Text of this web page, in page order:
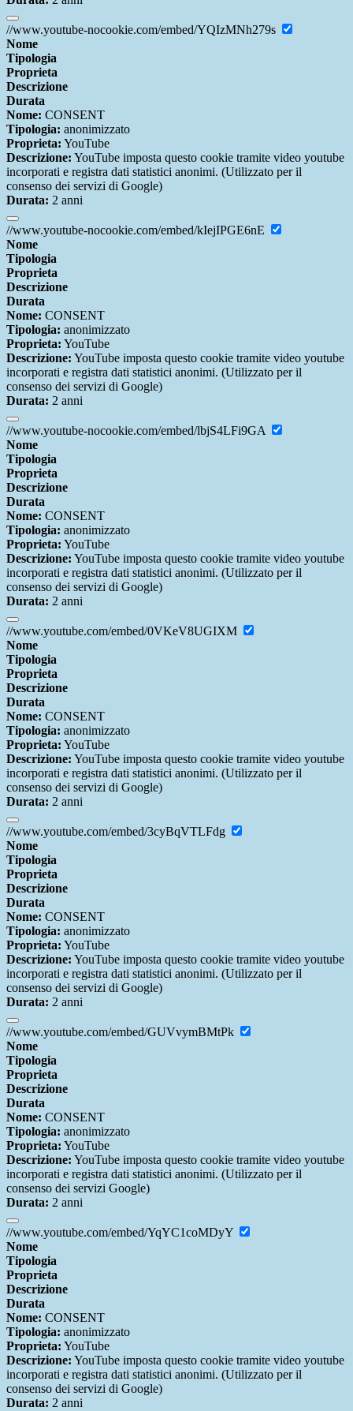
//www.youtube-nocookie.com/embed/YQIzMNh279s
Nome
Tipologia
Proprieta
Descrizione
Durata
Nome: CONSENT
Tipologia: anonimizzato
Proprieta: YouTube
Descrizione: YouTube imposta questo cookie tramite video youtube
incorporati e registra dati statistici anonimi. (Utilizzato per il
consenso dei servizi di Google)
Durata: 2 anni
//www.youtube-nocookie.com/embed/kIejIPGE6nE
Nome
Tipologia
Proprieta
Descrizione
Durata
Nome: CONSENT
Tipologia: anonimizzato
Proprieta: YouTube
Descrizione: YouTube imposta questo cookie tramite video youtube
incorporati e registra dati statistici anonimi. (Utilizzato per il
consenso dei servizi di Google)
Durata: 2 anni
//www.youtube-nocookie.com/embed/lbjS4LFi9GA
Nome
Tipologia
Proprieta
Descrizione
Durata
Nome: CONSENT
Tipologia: anonimizzato
Proprieta: YouTube
Descrizione: YouTube imposta questo cookie tramite video youtube
incorporati e registra dati statistici anonimi. (Utilizzato per il
consenso dei servizi di Google)
Durata: 2 anni
//www.youtube.com/embed/0VKeV8UGIXM
Nome
Tipologia
Proprieta
Descrizione
Durata
Nome: CONSENT
Tipologia: anonimizzato
Proprieta: YouTube
Descrizione: YouTube imposta questo cookie tramite video youtube
incorporati e registra dati statistici anonimi. (Utilizzato per il
consenso dei servizi di Google)
Durata: 2 anni
//www.youtube.com/embed/3cyBqVTLFdg
Nome
Tipologia
Proprieta
Descrizione
Durata
Nome: CONSENT
Tipologia: anonimizzato
Proprieta: YouTube
Descrizione: YouTube imposta questo cookie tramite video youtube
incorporati e registra dati statistici anonimi. (Utilizzato per il
consenso dei servizi di Google)
Durata: 2 anni
//www.youtube.com/embed/GUVvymBMtPk
Nome
Tipologia
Proprieta
Descrizione
Durata
Nome: CONSENT
Tipologia: anonimizzato
Proprieta: YouTube
Descrizione: YouTube imposta questo cookie tramite video youtube
incorporati e registra dati statistici anonimi. (Utilizzato per il
consenso dei servizi Google)
Durata: 2 anni
//www.youtube.com/embed/YqYC1coMDyY
Nome
Tipologia
Proprieta
Descrizione
Durata
Nome: CONSENT
Tipologia: anonimizzato
Proprieta: YouTube
Descrizione: YouTube imposta questo cookie tramite video youtube
incorporati e registra dati statistici anonimi. (Utilizzato per il
consenso dei servizi di Google)
Durata: 2 anni